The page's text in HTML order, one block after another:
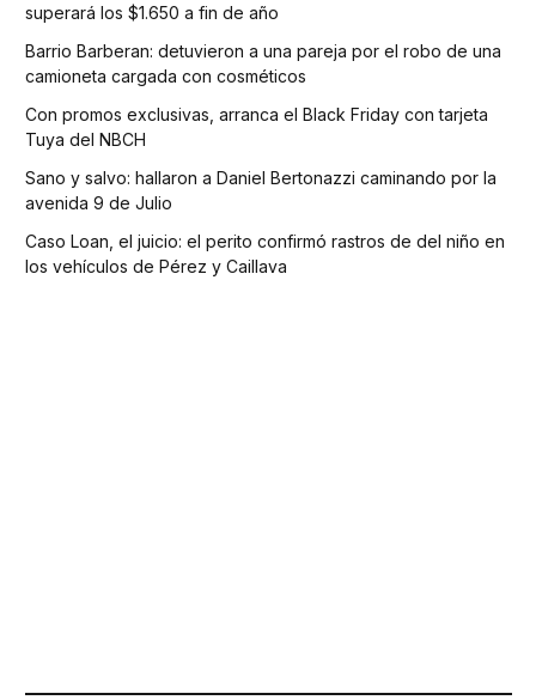
superará los $1.650 a fin de año
Barrio Barberan: detuvieron a una pareja por el robo de una
camioneta cargada con cosméticos
Con promos exclusivas, arranca el Black Friday con tarjeta
Tuya del NBCH
Sano y salvo: hallaron a Daniel Bertonazzi caminando por la
avenida 9 de Julio
Caso Loan, el juicio: el perito confirmó rastros de del niño en
los vehículos de Pérez y Caillava